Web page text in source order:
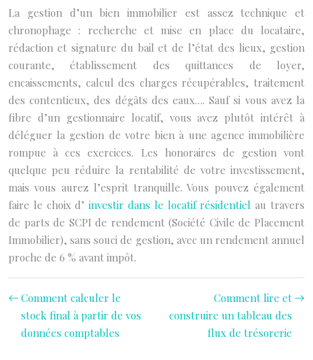
La gestion d’un bien immobilier est assez technique et
chronophage : recherche et mise en place du locataire,
rédaction et signature du bail et de l’état des lieux, gestion
courante, établissement des quittances de loyer,
encaissements, calcul des charges récupérables, traitement
des contentieux, des dégâts des eaux…. Sauf si vous avez la
fibre d’un gestionnaire locatif, vous avez plutôt intérêt à
déléguer la gestion de votre bien à une agence immobilière
rompue à ces exercices. Les honoraires de gestion vont
quelque peu réduire la rentabilité de votre investissement,
mais vous aurez l’esprit tranquille. Vous pouvez également
faire le choix d’ investir dans le locatif résidentiel au travers
de parts de SCPI de rendement (Société Civile de Placement
Immobilier), sans souci de gestion, avec un rendement annuel
proche de 6 % avant impôt.
Comment calculer le
stock final à partir de vos
données comptables
Comment lire et
construire un tableau des
flux de trésorerie